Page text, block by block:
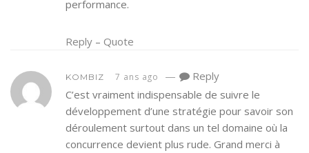
performance.
Reply – Quote
KOMBIZ 7 ans ago —
Reply
C’est vraiment indispensable de suivre le
développement d’une stratégie pour savoir son
déroulement surtout dans un tel domaine où la
concurrence devient plus rude. Grand merci à